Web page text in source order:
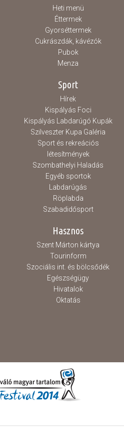
Heti menü
Éttermek
Gyorséttermek
Cukrászdák, kávézók
Pubok
Menza
Sport
Hírek
Kispályás Foci
Kispályás Labdarúgó Kupák
Szilveszter Kupa Galéria
Sport és rekreációs
létesítmények
Szombathelyi Haladás
Egyéb sportok
Labdarúgás
Röplabda
Szabadidősport
Hasznos
Szent Márton kártya
Tourinform
Szociális int. és bölcsődék
Egészségügy
Hivatalok
Oktatás